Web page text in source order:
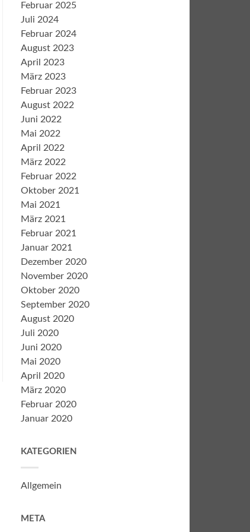
Februar 2025
Juli 2024
Februar 2024
August 2023
April 2023
März 2023
Februar 2023
August 2022
Juni 2022
Mai 2022
April 2022
März 2022
Februar 2022
Oktober 2021
Mai 2021
März 2021
Februar 2021
Januar 2021
Dezember 2020
November 2020
Oktober 2020
September 2020
August 2020
Juli 2020
Juni 2020
Mai 2020
April 2020
März 2020
Februar 2020
Januar 2020
KATEGORIEN
Allgemein
META